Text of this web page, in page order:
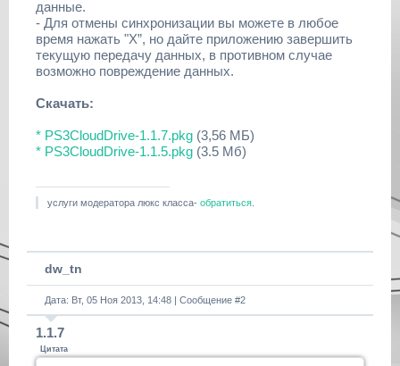
данные.
- Для отмены синхронизации вы можете в любое
время нажать "X”, но дайте приложению завершить
текущую передачу данных, в противном случае
возможно повреждение данных.
Скачать:
* PS3CloudDrive-1.1.7.pkg (3,56 МБ)
* PS3CloudDrive-1.1.5.pkg (3.5 Мб)
услуги модератора люкс класса- обратиться
dw_tn
Дата: Вт, 05 Ноя 2013, 14:48 | Сообщение #2
1.1.7
Цитата